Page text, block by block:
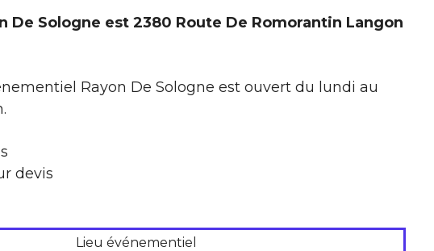
De Sologne est 2380 Route De Romorantin Langon
Rayon De Sologne est ouvert du lundi au
devis
Lieu événementiel